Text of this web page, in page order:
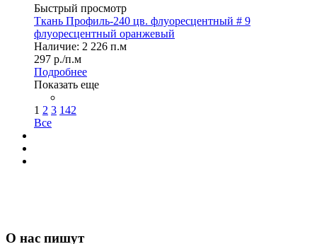
Быстрый просмотр
Ткань Профиль-240 цв. флуоресцентный # 9
флуоресцентный оранжевый
Наличие: 2 226 п.м
297 р./п.м
Подробнее
Показать еще
1 2 3 142
Все
О нас пишут